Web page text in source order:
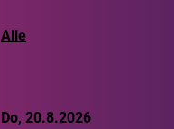
Alle
Do, 20.8.2026